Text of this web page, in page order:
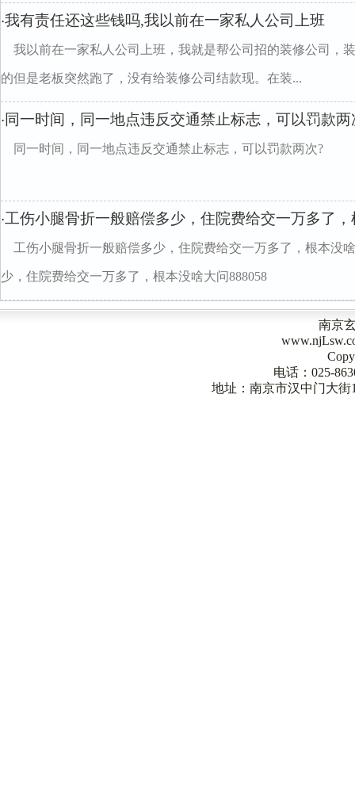
·我有责任还这些钱吗,我以前在一家私人公司上班
我以前在一家私人公司上班，我就是帮公司招的装修公司，
的但是老板突然跑了，没有给装修公司结款现。在装...
· 同一时间，同一地点违反交通禁止标志，可以罚款两
同一时间，同一地点违反交通禁止标志，可以罚款两次?
·工伤小腿骨折一般赔偿多少，住院费给交一万多了，
工伤小腿骨折一般赔偿多少，住院费给交一万多了，根本没
少，住院费给交一万多了，根本没啥大问888058
南京
电话：025-
地址：南京市汉中门大